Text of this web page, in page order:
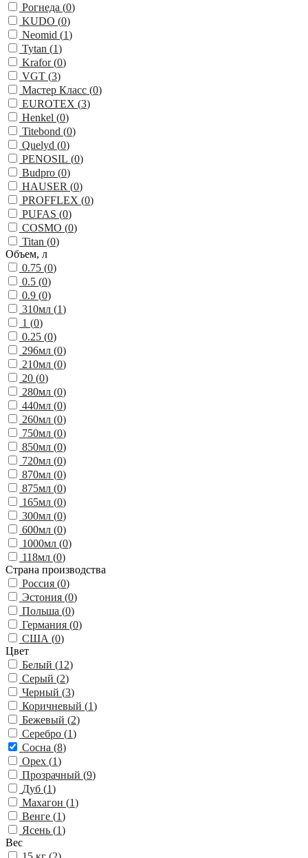
Рогнеда (0)
KUDO (0)
Neomid (1)
Tytan (1)
Krafor (0)
VGT (3)
Мастер Класс (0)
EUROTEX (3)
Henkel (0)
Titebond (0)
Quelyd (0)
PENOSIL (0)
Budpro (0)
HAUSER (0)
PROFFLEX (0)
PUFAS (0)
COSMO (0)
Titan (0)
Объем, л
0.75 (0)
0.5 (0)
0.9 (0)
310мл (1)
1 (0)
0.25 (0)
296мл (0)
210мл (0)
20 (0)
280мл (0)
440мл (0)
260мл (0)
750мл (0)
850мл (0)
720мл (0)
870мл (0)
875мл (0)
165мл (0)
300мл (0)
600мл (0)
1000мл (0)
118мл (0)
Страна производства
Россия (0)
Эстония (0)
Польша (0)
Германия (0)
США (0)
Цвет
Белый (12)
Серый (2)
Черный (3)
Коричневый (1)
Бежевый (2)
Серебро (1)
Сосна (8)
Орех (1)
Прозрачный (9)
Дуб (1)
Махагон (1)
Венге (1)
Ясень (1)
Вес